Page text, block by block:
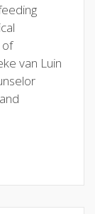
of
van Luin